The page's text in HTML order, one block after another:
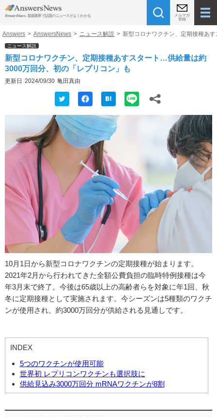
AnswersNews - 製薬業界で話題のニュースがよくわかる
メルマガ
登録
Answers > AnswersNews > ニュース解説 > 新型コロナワクチン、定期接種あ
ニュース解説
新型コロナワクチン、定期接種あすスタート…供給量は約
3000万回分、初の「レプリコン」も
更新日 2024/09/30 亀田真由
10月1日から新型コロナワクチンの定期接種が始まります。
2021年2月から行われてきた全額公費負担の臨時特例接種は今
年3月末で終了。今後は65歳以上の高齢者らを対象に年1回、秋
冬に定期接種として実施されます。今シーズンは5種類のワクチ
ンが使用され、約3000万回分が供給される見通しです。
INDEX
5つのワクチンが使用可能
世界初 レプリコンワクチンも選択肢に
供給見込み3000万回分 mRNAワクチンが8割